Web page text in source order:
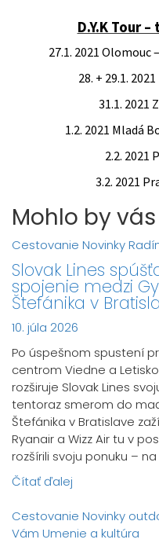
D.Y.K Tour
27.1. 2021 Olomouc
28. + 29.1.
31.1. 2021
1.2. 2021 Mladá
2.2. 2021
3.2. 2021
Mohlo by
Cestovanie Novinky
Slovak Lines
spojenie medzi
Štefánika v
10. júla 2026
Po úspešnom spustení
centrom Viedne a
rozširuje Slovak Lines
tentoraz smerom do
Štefánika v Bratislave
Ryanair a Wizz Air tu v
rozšírili svoju ponuku –
Čítať ďalej
Cestovanie Novinky
Vám Umenie a kultúra